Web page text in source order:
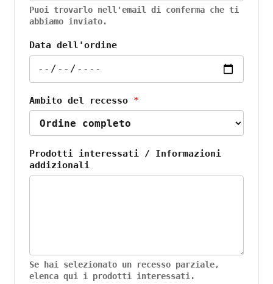
Puoi trovarlo nell'email di conferma che ti
abbiamo inviato.
Data dell'ordine
Ambito del recesso *
Prodotti interessati / Informazioni
addizionali
Se hai selezionato un recesso parziale,
elenca qui i prodotti interessati.